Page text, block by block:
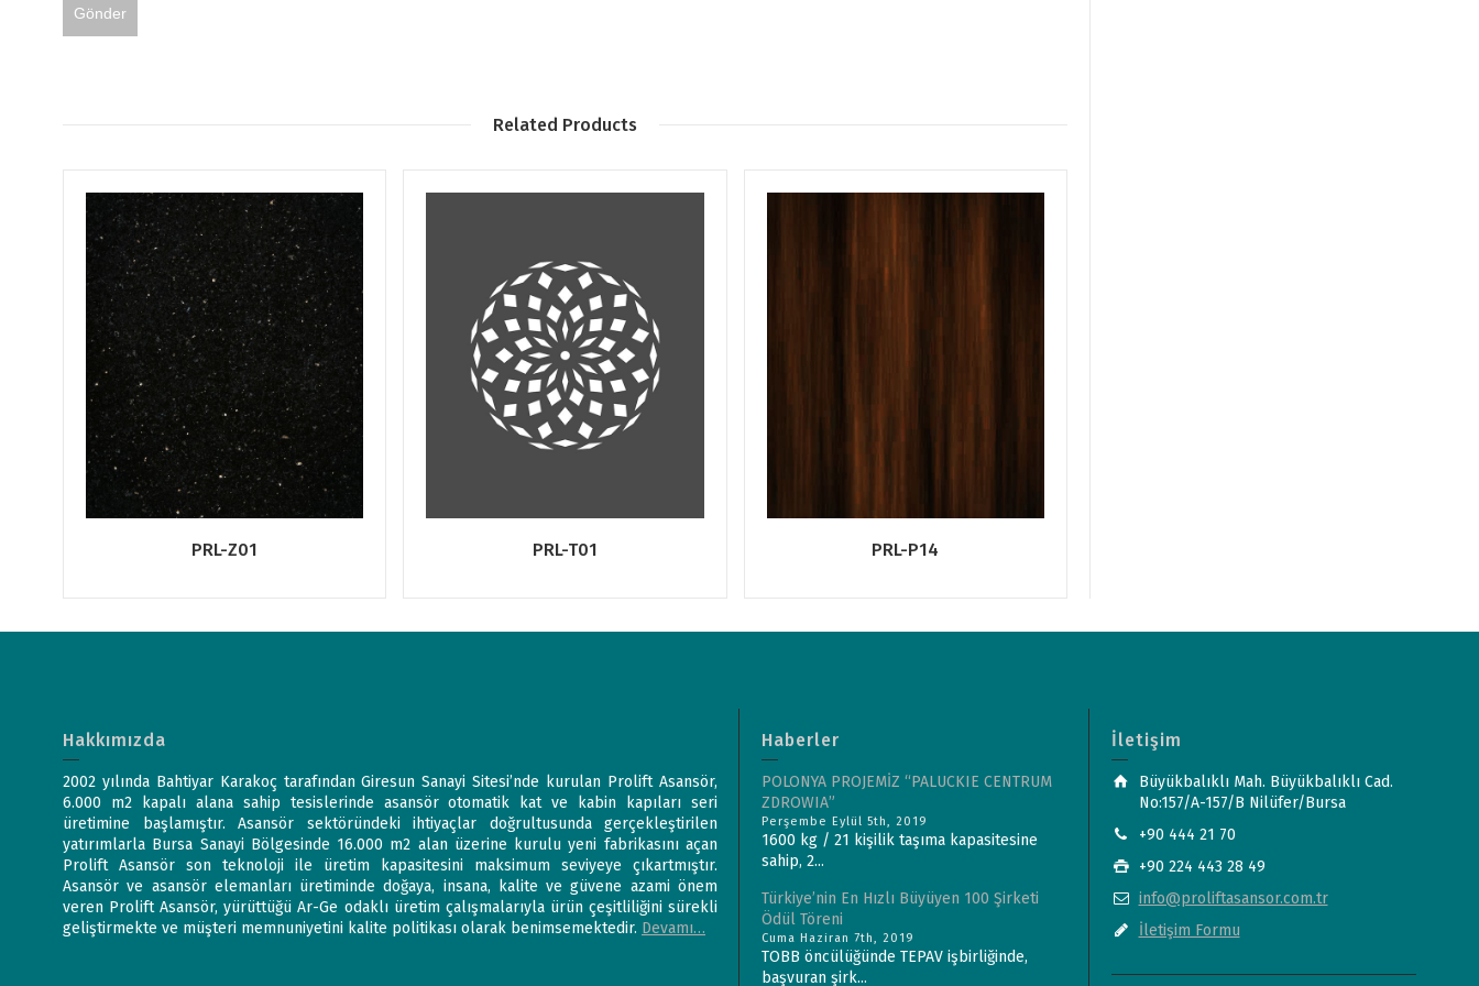
Related Products
PRL-Z01 PRL-T01 PRL-P14
Hakkımızda
2002 yılında Bahtiyar Karakoç tarafından Giresun Sanayi Sitesi’nde kurulan Prolift Asansör,
6.000 m2 kapalı alana sahip tesislerinde asansör otomatik kat ve kabin kapıları seri
üretimine başlamıştır. Asansör sektöründeki ihtiyaçlar doğrultusunda gerçekleştirilen
yatırımlarla Bursa Sanayi Bölgesinde 16.000 m2 alan üzerine kurulu yeni fabrikasını açan
Prolift Asansör son teknoloji ile üretim kapasitesini maksimum seviyeye çıkartmıştır.
Asansör ve asansör elemanları üretiminde doğaya, insana, kalite ve güvene azami önem
veren Prolift Asansör, yürüttüğü Ar-Ge odaklı üretim çalışmalarıyla ürün çeşitliliğini sürekli
geliştirmekte ve müşteri memnuniyetini kalite politikası olarak benimsemektedir. Devamı…
Haberler
POLONYA PROJEMİZ “PALUCKIE CENTRUM
ZDROWIA”
Perşembe Eylül 5th, 2019
1600 kg / 21 kişilik taşıma kapasitesine
sahip, 2...
Türkiye’nin En Hızlı Büyüyen 100 Şirketi
Ödül Töreni
Cuma Haziran 7th, 2019
TOBB öncülüğünde TEPAV işbirliğinde,
başvuran şirk...
İletişim
Büyükbalıklı Mah. Büyükbalıklı Cad.
No:157/A-157/B Nilüfer/Bursa
+90 444 21 70
+90 224 443 28 49
info@proliftasansor.com.tr
İletişim Formu